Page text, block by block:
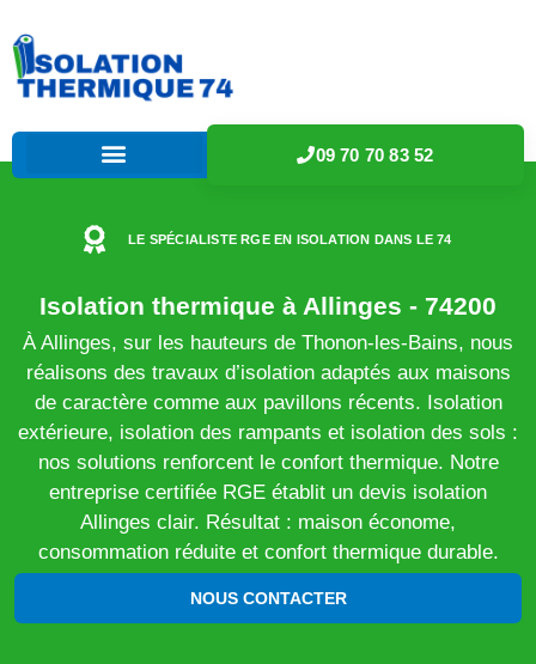
09 70 70 83 52
LE SPÉCIALISTE RGE EN ISOLATION DANS LE 74
Isolation thermique à Allinges - 74200
À Allinges, sur les hauteurs de Thonon-les-Bains, nous
réalisons des travaux d’isolation adaptés aux maisons
de caractère comme aux pavillons récents. Isolation
extérieure, isolation des rampants et isolation des sols :
nos solutions renforcent le confort thermique. Notre
entreprise certifiée RGE établit un devis isolation
Allinges clair. Résultat : maison économe,
consommation réduite et confort thermique durable.
NOUS CONTACTER